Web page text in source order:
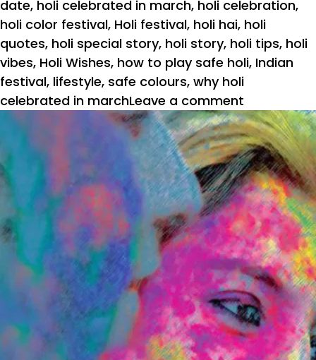
date, holi celebrated in march, holi celebration,
holi color festival, Holi festival, holi hai, holi
quotes, holi special story, holi story, holi tips, holi
vibes, Holi Wishes, how to play safe holi, Indian
festival, lifestyle, safe colours, why holi
celebrated in marchLeave a comment
Holi
2024:
केमिकल
रहित
रंगों
से
खेलें
सेफ
होली